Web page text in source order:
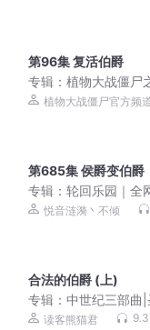
第96集 复活伯爵
专辑：植物大战僵尸
植物大战僵尸官方频
第685集 侯爵变伯爵
专辑：轮回乐园｜全
流 悦音涟漪丶不倾
合法的伯爵 (上)
专辑：中世纪三部曲|
永恒火焰|惠天言亮解
读客熊猫君